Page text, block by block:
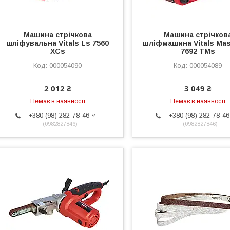
Машина стрічкова
шліфувальна Vitals Ls 7560
XCs
000054090
2 012 ₴
Немає в наявності
+380 (98) 282-78-46
0982827846
Машина
шліфмашина Vitals
7692 TMs
000054089
3 049 ₴
Немає в наявності
+380 (98) 282-78-46
0982827846